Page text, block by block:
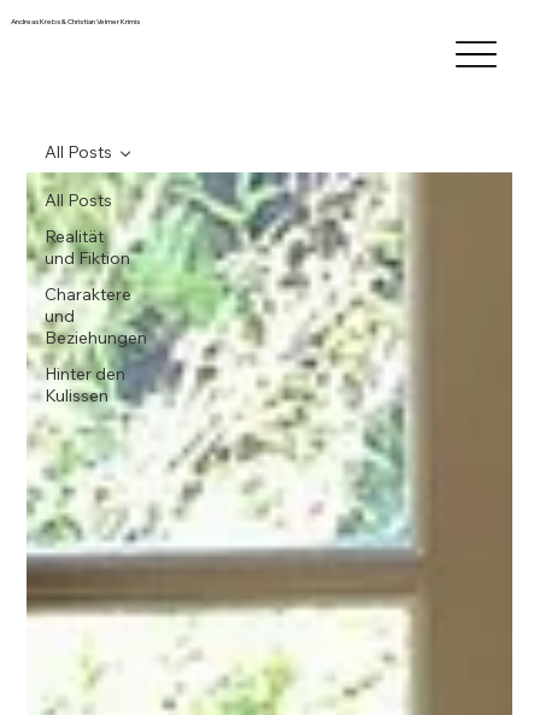
Andreas Krebs & Christian Velmer Krimis
All Posts
Realität
und Fiktion
Charaktere
und
Beziehungen
Hinter den
Kulissen
All Posts